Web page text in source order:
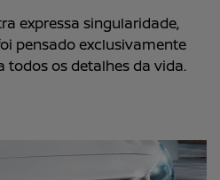
expressa singularidade,
pensado exclusivamente
todos os detalhes da vida.